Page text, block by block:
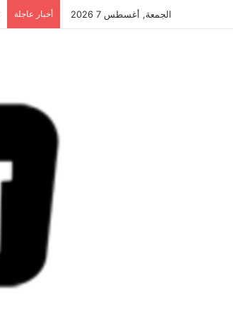
الجمعة, أغسطس 7 2026 أخبار عاجلة